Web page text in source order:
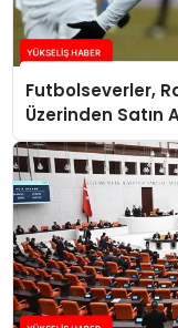
Futbolseverler,
Üzerinden Satın